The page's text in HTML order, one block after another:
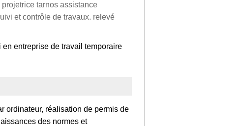
tarnos assistance
et contrôle de travaux. relevé
entreprise de travail temporaire
ordinateur, réalisation de permis de
des normes et